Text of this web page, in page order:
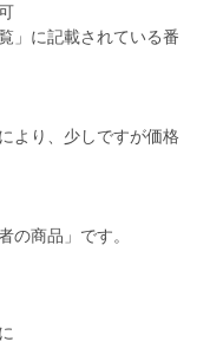
」に記載されている番
より、少しですが価格
の商品」です。